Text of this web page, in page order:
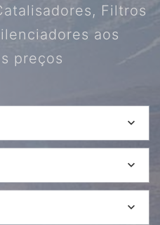
Filtros
aos
preços